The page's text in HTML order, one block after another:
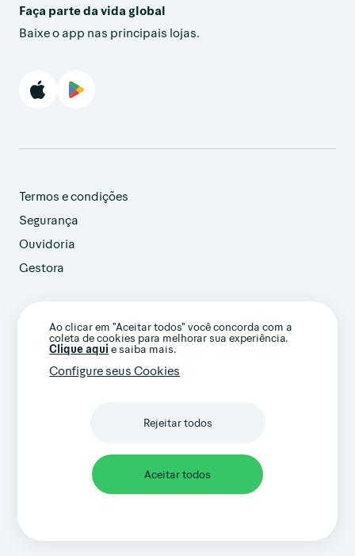
Ao clicar em "Aceitar todos" você concorda com a
coleta de cookies para melhorar sua experiência.
Clique aqui e saiba mais.
Configure seus Cookies
Rejeitar todos
Aceitar todos
Faça parte da vida global
Baixe o app nas principais lojas.
Termos e condições
Segurança
Ouvidoria
Gestora
customer@avenue.us
+1 786-220-7233
(Ligação internacional)